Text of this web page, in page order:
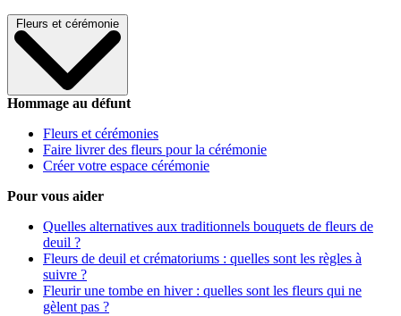
Fleurs et cérémonie
Hommage au défunt
Fleurs et cérémonies
Faire livrer des fleurs pour la cérémonie
Créer votre espace cérémonie
Pour vous aider
Quelles alternatives aux traditionnels bouquets de fleurs de
deuil ?
Fleurs de deuil et crématoriums : quelles sont les règles à
suivre ?
Fleurir une tombe en hiver : quelles sont les fleurs qui ne
gèlent pas ?